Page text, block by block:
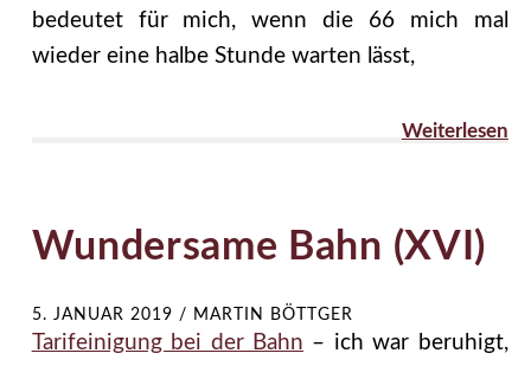
bedeutet für mich, wenn die 66 mich mal
wieder eine halbe Stunde warten lässt,
Weiterlesen
Wundersame Bahn (XVI)
5. JANUAR 2019 / MARTIN BÖTTGER
Tarifeinigung bei der Bahn – ich war beruhigt,